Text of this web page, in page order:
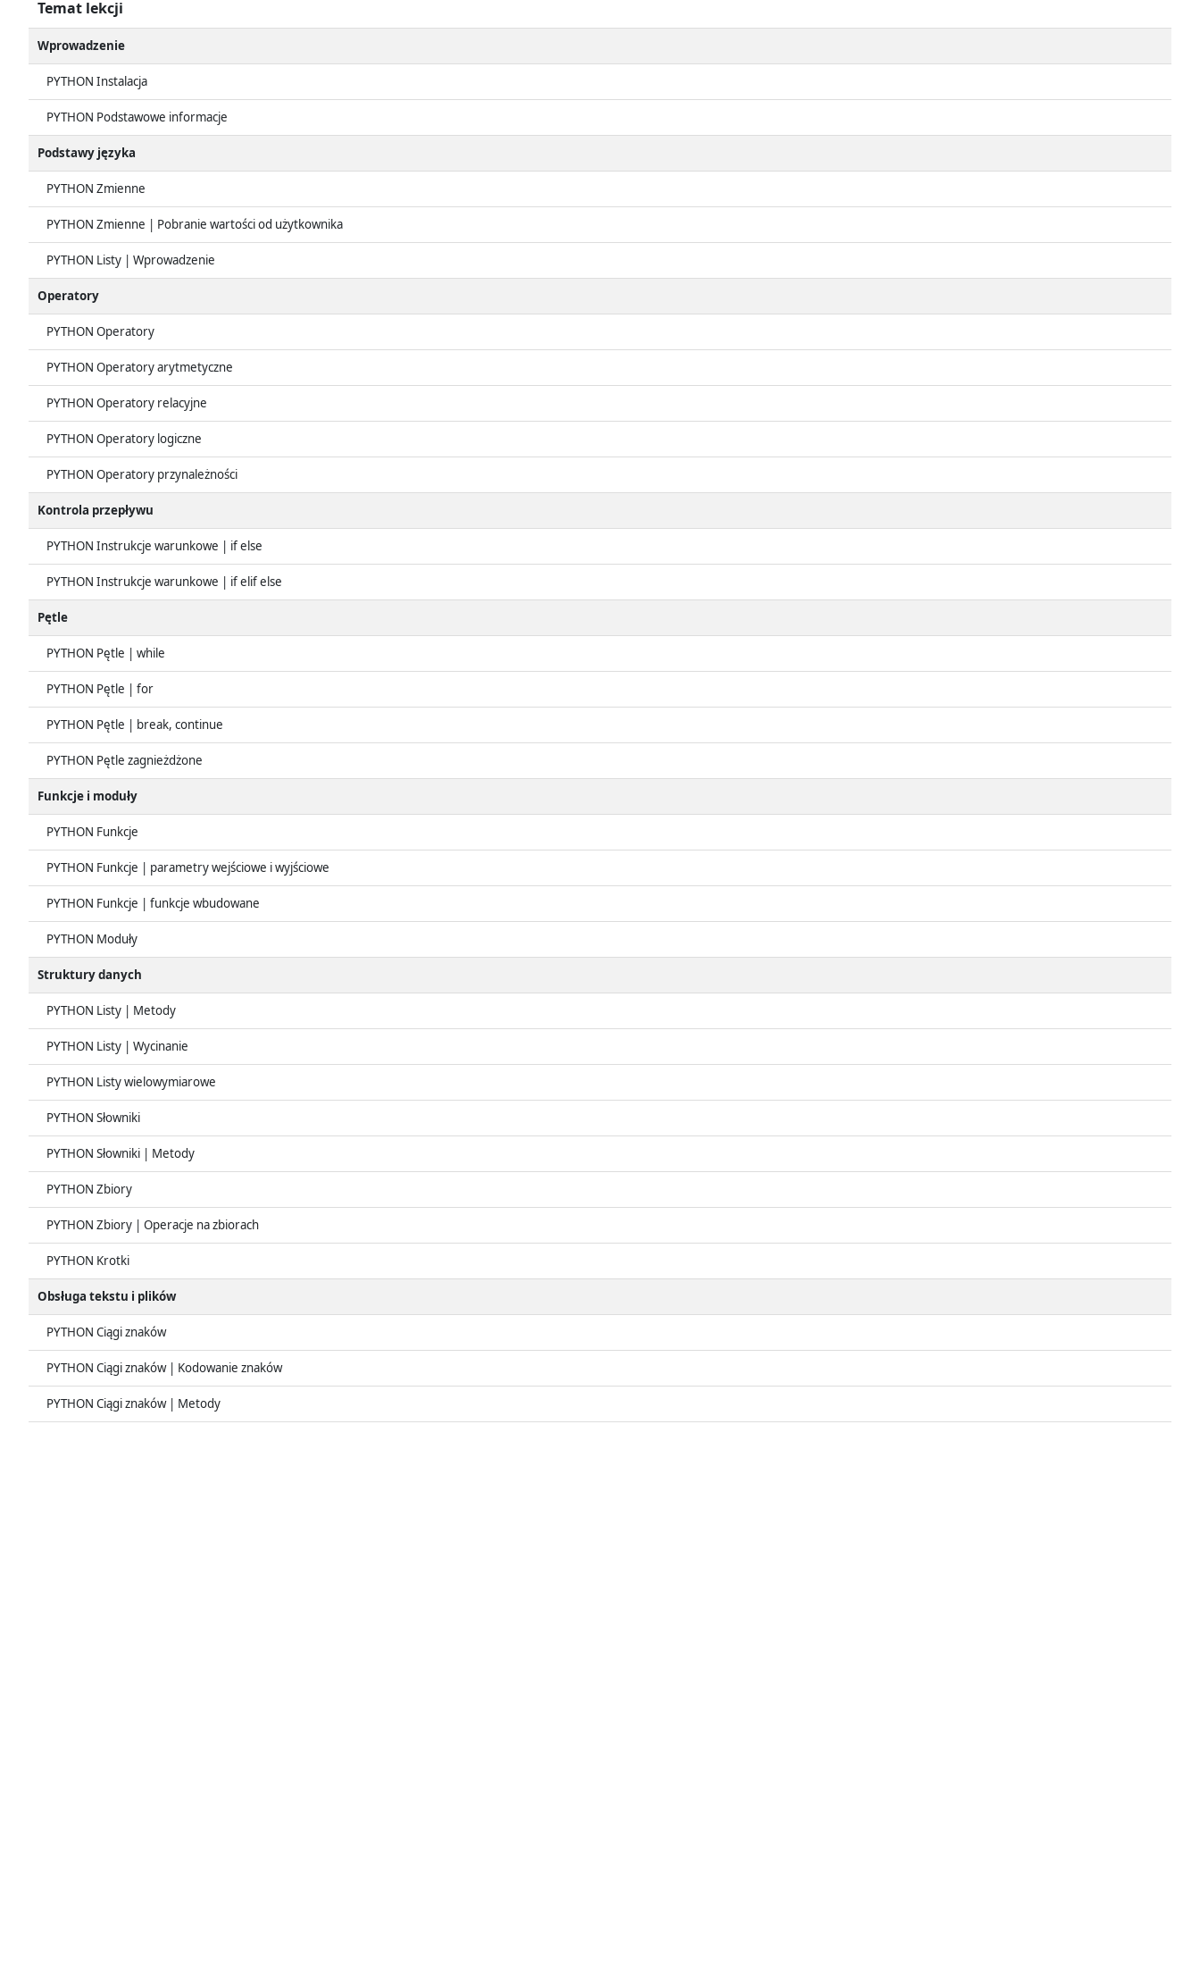
Temat lekcji
Wprowadzenie
PYTHON Instalacja
PYTHON Podstawowe informacje
Podstawy języka
PYTHON Zmienne
PYTHON Zmienne | Pobranie wartości od użytkownika
PYTHON Listy | Wprowadzenie
Operatory
PYTHON Operatory
PYTHON Operatory arytmetyczne
PYTHON Operatory relacyjne
PYTHON Operatory logiczne
PYTHON Operatory przynależności
Kontrola przepływu
PYTHON Instrukcje warunkowe | if else
PYTHON Instrukcje warunkowe | if elif else
Pętle
PYTHON Pętle | while
PYTHON Pętle | for
PYTHON Pętle | break, continue
PYTHON Pętle zagnieżdżone
Funkcje i moduły
PYTHON Funkcje
PYTHON Funkcje | parametry wejściowe i wyjściowe
PYTHON Funkcje | funkcje wbudowane
PYTHON Moduły
Struktury danych
PYTHON Listy | Metody
PYTHON Listy | Wycinanie
PYTHON Listy wielowymiarowe
PYTHON Słowniki
PYTHON Słowniki | Metody
PYTHON Zbiory
PYTHON Zbiory | Operacje na zbiorach
PYTHON Krotki
Obsługa tekstu i plików
PYTHON Ciągi znaków
PYTHON Ciągi znaków | Kodowanie znaków
PYTHON Ciągi znaków | Metody